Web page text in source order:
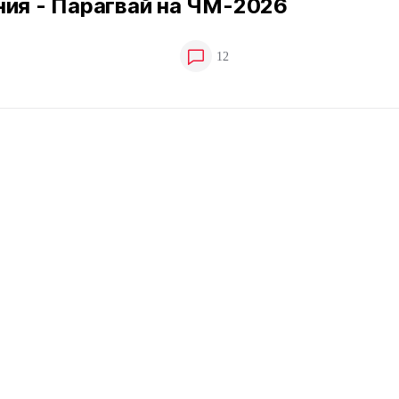
- Парагвай на ЧМ-2026
12